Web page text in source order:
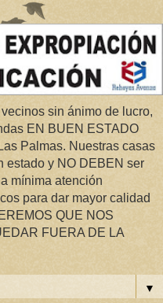
sin ánimo de lucro,
EN BUEN ESTADO
Palmas. Nuestras casas
estado y NO DEBEN ser
mínima atención
para dar mayor calidad
QUE NOS
FUERA DE LA
▼